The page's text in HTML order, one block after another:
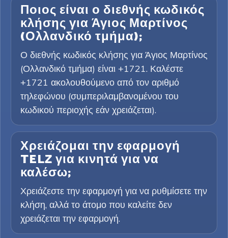
Ποιος είναι ο διεθνής κωδικός
κλήσης για Άγιος Μαρτίνος
(Ολλανδικό τμήμα);
Ο διεθνής κωδικός κλήσης για Άγιος Μαρτίνος
(Ολλανδικό τμήμα) είναι +1721. Καλέστε
+1721 ακολουθούμενο από τον αριθμό
τηλεφώνου (συμπεριλαμβανομένου του
κωδικού περιοχής εάν χρειάζεται).
Χρειάζομαι την εφαρμογή
TELZ για κινητά για να
καλέσω;
Χρειάζεστε την εφαρμογή για να ρυθμίσετε την
κλήση, αλλά το άτομο που καλείτε δεν
χρειάζεται την εφαρμογή.